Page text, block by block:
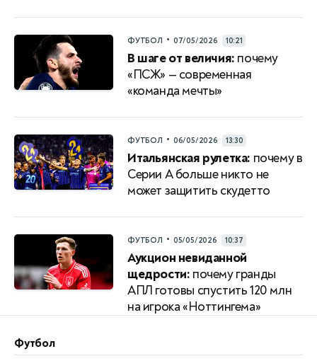
ФУТБОЛ • 07/05/2026 10:21
В шаге от величия: почему
«ПСЖ» — современная
«команда мечты»
ФУТБОЛ • 06/05/2026 13:30
Итальянская рулетка: почему в
Серии A больше никто не
может защитить скудетто
ФУТБОЛ • 05/05/2026 10:37
Аукцион невиданной
щедрости: почему гранды
АПЛ готовы спустить 120 млн
на игрока «Ноттингема»
Футбол